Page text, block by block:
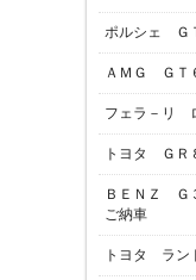
ポルシェ Ｇ
ＡＭＧ ＧＴ
フェラ－リ
トヨタ Ｇ
ＢＥＮＺ Ｇ
ご納車
トヨタ ラン